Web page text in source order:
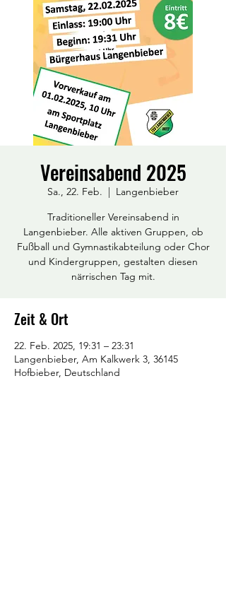
Vereinsabend 2025
Sa., 22. Feb.
  |
Langenbieber
Traditioneller Vereinsabend in
Langenbieber. Alle aktiven Gruppen, ob
Fußball und Gymnastikabteilung oder Chor
und Kindergruppen, gestalten diesen
närrischen Tag mit.
Zeit & Ort
22. Feb. 2025, 19:31 – 23:31
Langenbieber, Am Kalkwerk 3, 36145
Hofbieber, Deutschland